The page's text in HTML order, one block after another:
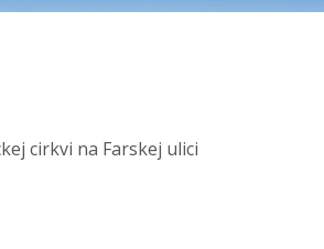
cirkvi na Farskej ulici